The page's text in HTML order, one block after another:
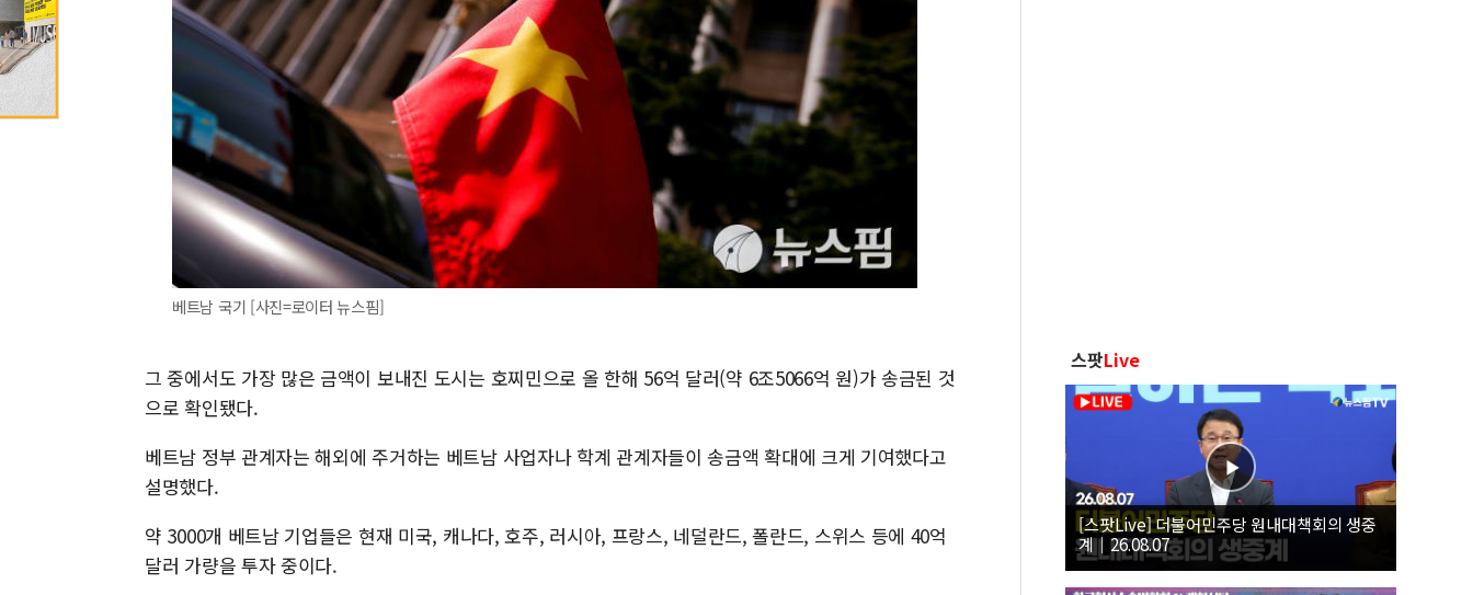
베트남 국기 [사진=로이터 뉴스핌]
그 중에서도 가장 많은 금액이 보내진 도시는 호찌민으로 올 한해 56억 달러(약 6조5066억 원)가 송금된 것
으로 확인됐다.
베트남 정부 관계자는 해외에 주거하는 베트남 사업자나 학계 관계자들이 송금액 확대에 크게 기여했다고
설명했다.
약 3000개 베트남 기업들은 현재 미국, 캐나다, 호주, 러시아, 프랑스, 네덜란드, 폴란드, 스위스 등에 40억
달러 가량을 투자 중이다.
스팟Live
[스팟Live] 더불어민주당 원내대책회의 생중
계｜26.08.07